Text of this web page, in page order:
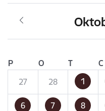
P O T C
27
28 1
6 7 8